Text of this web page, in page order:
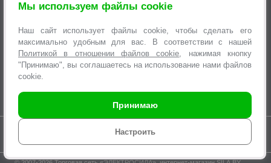
р
Мы используем файлы cookie
Наш сайт использует файлы cookie, чтобы сделать его
максимально удобным для вас. В соответствии с нашей
Политикой в отношении файлов cookie, нажимая кнопку
"Принимаю", вы соглашаетесь на использование нами файлов
cookie.
Настроить
Принимаю
Услуги
Оформление заявок
Время работы интернет-магазина с 9.00 до 21.00 без выходных